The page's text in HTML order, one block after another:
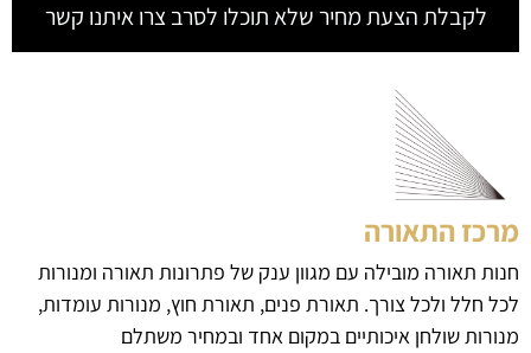
לקבלת הצעת מחיר שלא תוכלו לסרב צרו איתנו קשר
מרכז התאורה
חנות תאורה מובילה עם מגוון ענק של פתרונות תאורה ומנורות
לכל חלל ולכל צורך. תאורת פנים, תאורת חוץ, מנורות עומדות,
מנורות שולחן איכותיים במקום אחד ובמחיר משתלם